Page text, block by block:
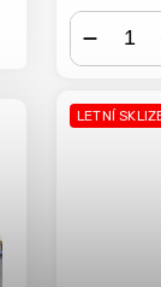
LETNÍ